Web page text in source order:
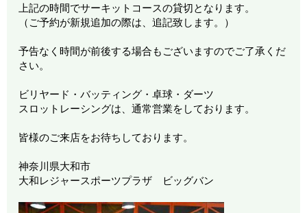
上記の時間でサーキットコースの貸切となります。
（ご予約が新規追加の際は、追記致します。）
予告なく時間が前後する場合もございますのでご了承くだ
さい。
ビリヤード・バッティング・卓球・ダーツ
スロットレーシングは、通常営業をしております。
皆様のご来店をお待ちしております。
神奈川県大和市
大和レジャースポーツプラザ ビッグバン